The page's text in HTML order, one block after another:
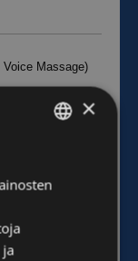
ENGLISH
×